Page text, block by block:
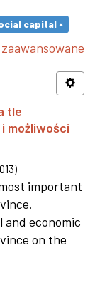
capital ×
tle
możliwości
)
important
economic
on the